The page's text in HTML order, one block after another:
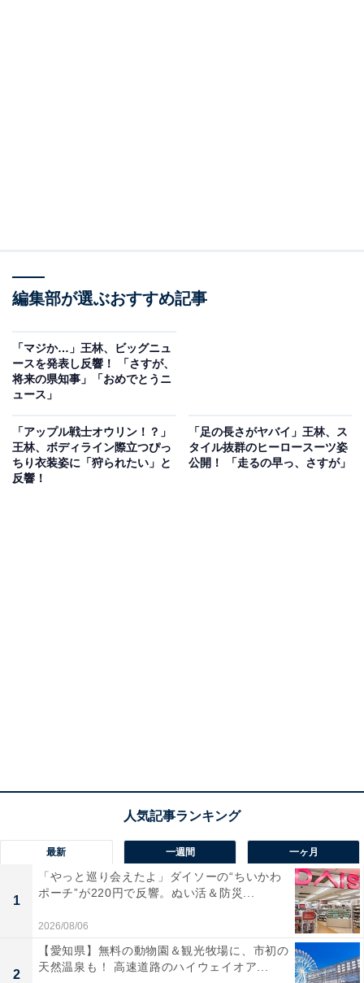
編集部が選ぶおすすめ記事
「マジか…」王林、ビッグニュ
ースを発表し反響！ 「さすが、
将来の県知事」「おめでとうニ
ュース」
「アップル戦士オウリン！？」
王林、ボディライン際立つぴっ
ちり衣装姿に「狩られたい」と
反響！
「足の長さがヤバイ」王林、ス
タイル抜群のヒーロースーツ姿
公開！ 「走るの早っ、さすが」
最新 一週間 一ヶ月
1
「やっと巡り会えたよ」ダイソーの“ちいかわ
ポーチ”が220円で反響。ぬい活＆防災...
2026/08/06
2
【愛知県】無料の動物園＆観光牧場に、市初の
天然温泉も！ 高速道路のハイウェイオア...